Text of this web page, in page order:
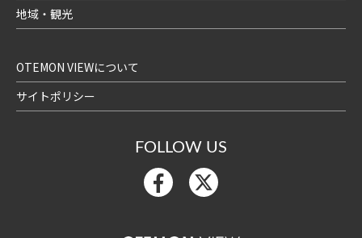
地域・観光
OTEMON VIEWについて
サイトポリシー
FOLLOW US